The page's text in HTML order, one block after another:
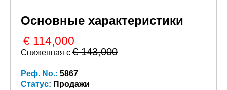
Основные характеристики
€ 114,000
Сниженная с € 143,000
Реф. No.: 5867
Статус: Продажи